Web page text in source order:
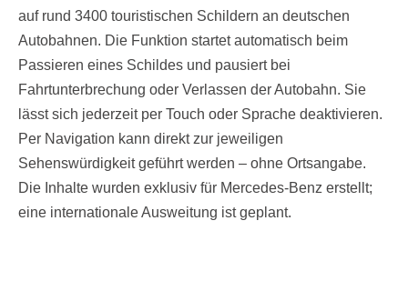
auf rund 3400 touristischen Schildern an deutschen
Autobahnen. Die Funktion startet automatisch beim
Passieren eines Schildes und pausiert bei
Fahrtunterbrechung oder Verlassen der Autobahn. Sie
lässt sich jederzeit per Touch oder Sprache deaktivieren.
Per Navigation kann direkt zur jeweiligen
Sehenswürdigkeit geführt werden – ohne Ortsangabe.
Die Inhalte wurden exklusiv für Mercedes-Benz erstellt;
eine internationale Ausweitung ist geplant.